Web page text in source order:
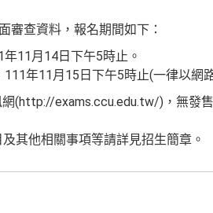
審查資料，報名期間如下：
11月14日下午5時止。
年11月15日下午5時止(一律以網
(http://exams.ccu.edu.tw/)，無發
其他相關事項等請詳見招生簡章。